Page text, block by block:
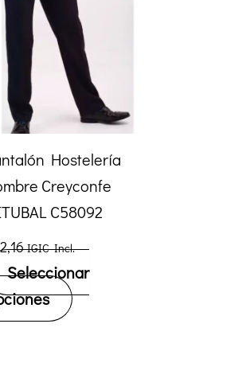
Hostelería
Creyconfe
C58092
IGIC Incl.
Seleccionar
Este